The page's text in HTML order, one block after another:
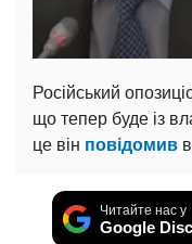
Російський
що тепер буде із
це він повідомив
Читайте нас у
Google